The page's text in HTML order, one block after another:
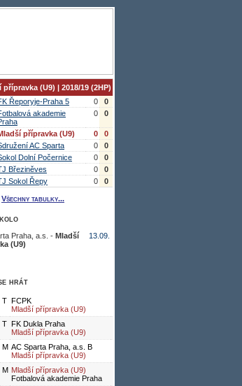
přípravka (U9) | 2018/19 (2HP)
Řeporyje-Praha 5
0
0
akademie
0 0
přípravka (U9) 0
0
AC Sparta
0
0
Dolní Počernice
0
0
Březiněves
0
0
Sokol Řepy
0 0
Všechny tabulky...
Praha, a.s. - Mladší
(U9)
13.09.
hrát
T FCPK
Mladší přípravka (U9)
T FK Dukla Praha
Mladší přípravka (U9)
M AC Sparta Praha, a.s. B
Mladší přípravka (U9)
M Mladší přípravka (U9)
Fotbalová akademie Praha